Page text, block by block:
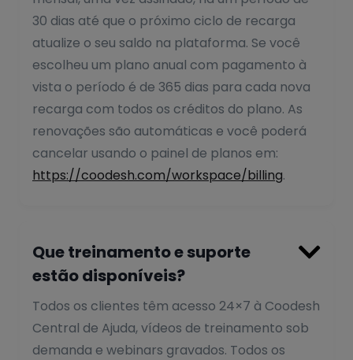
30 dias até que o próximo ciclo de recarga
atualize o seu saldo na plataforma. Se você
escolheu um plano anual com pagamento à
vista o período é de 365 dias para cada nova
recarga com todos os créditos do plano. As
renovações são automáticas e você poderá
cancelar usando o painel de planos em:
https://coodesh.com/workspace/billing.
Que treinamento e suporte
estão disponíveis?

Todos os clientes têm acesso 24×7 à Coodesh
Central de Ajuda, vídeos de treinamento sob
demanda e webinars gravados. Todos os